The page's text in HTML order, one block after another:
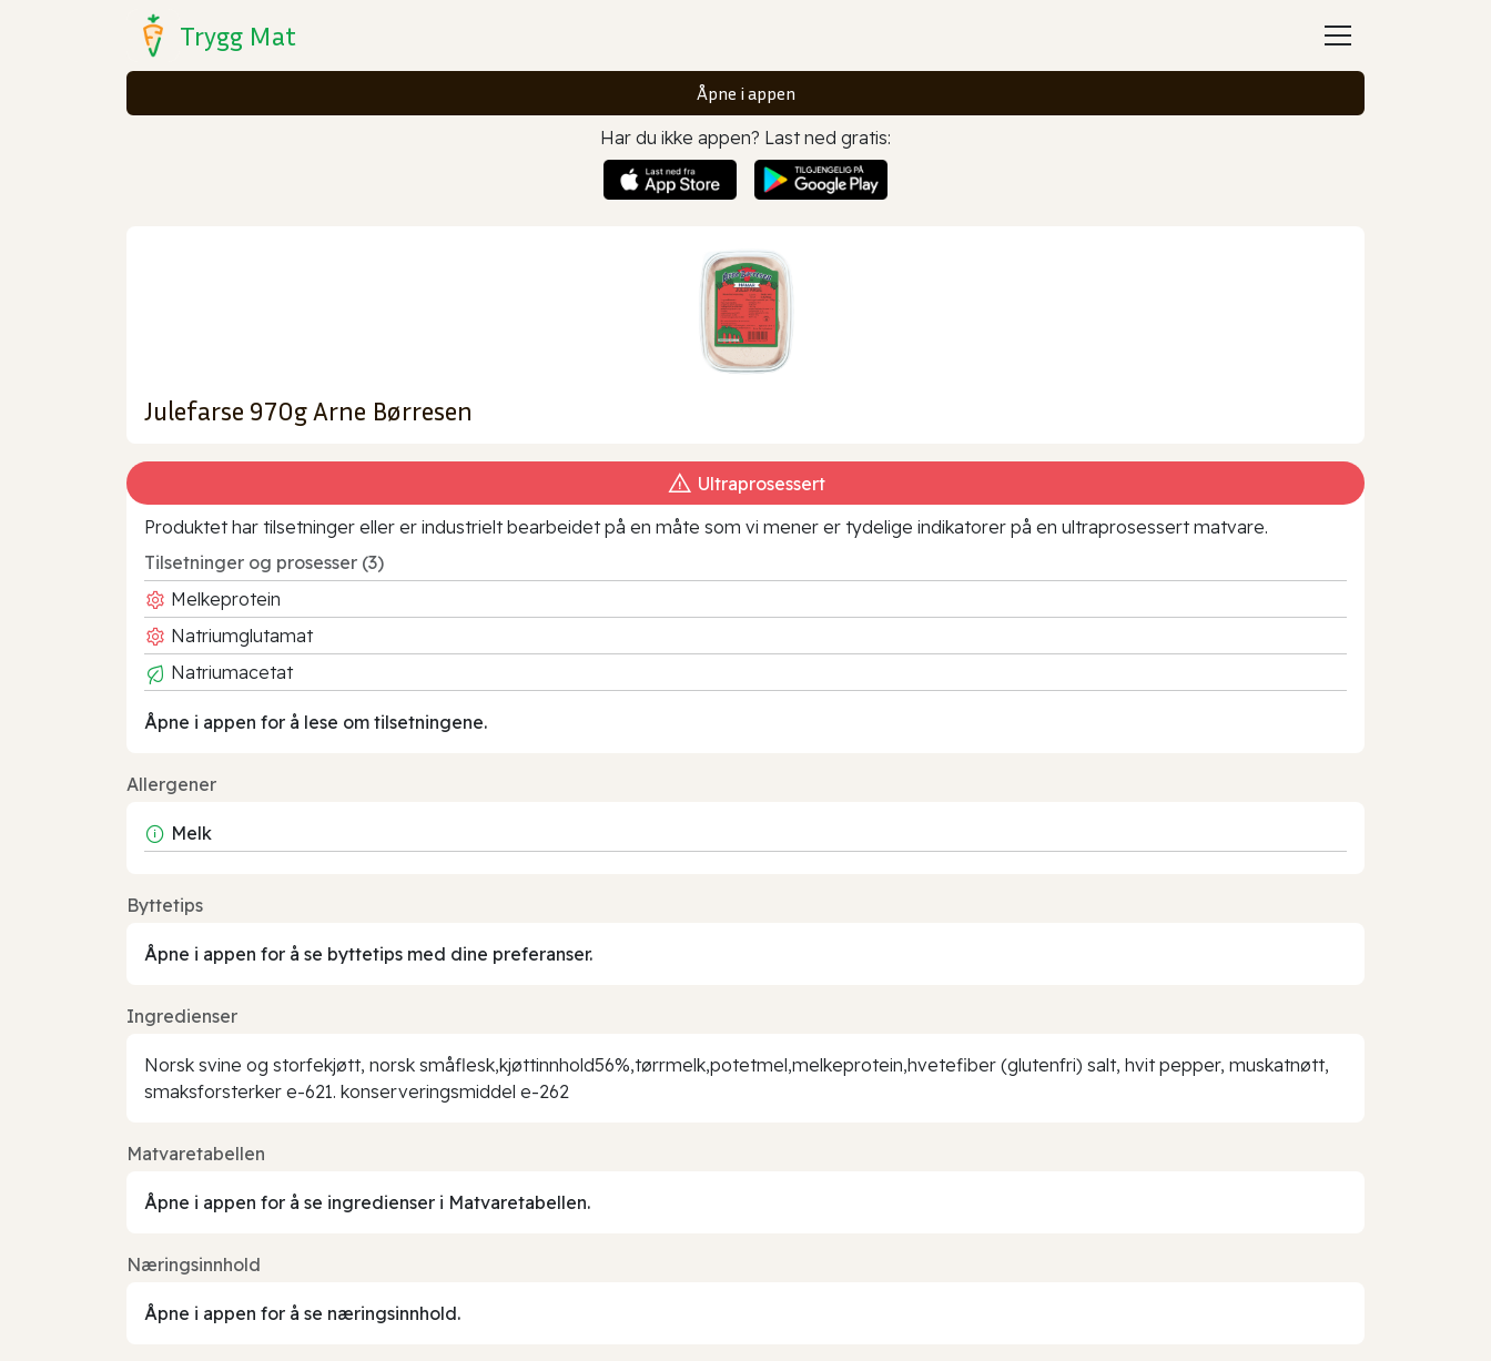
Trygg Mat
Åpne i appen
Har du ikke appen? Last ned gratis:
Julefarse 970g Arne Børresen
Ultraprosessert
Produktet har tilsetninger eller er industrielt bearbeidet på en måte som vi mener er tydelige indikatorer på en ultraprosessert matvare.
Tilsetninger og prosesser (3)
Melkeprotein
Natriumglutamat
Natriumacetat
Åpne i appen for å lese om tilsetningene.
Allergener
Melk
Byttetips
Åpne i appen for å se byttetips med dine preferanser.
Ingredienser
Norsk svine og storfekjøtt, norsk småflesk,kjøttinnhold56%,tørrmelk,potetmel,melkeprotein,hvetefiber (glutenfri) salt, hvit pepper, muskatnøtt,
smaksforsterker e-621. konserveringsmiddel e-262
Matvaretabellen
Åpne i appen for å se ingredienser i Matvaretabellen.
Næringsinnhold
Åpne i appen for å se næringsinnhold.